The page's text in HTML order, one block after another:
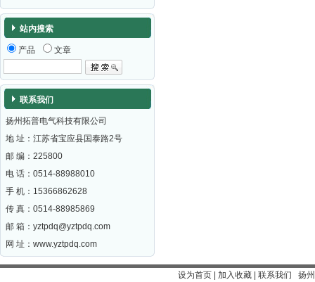
站内搜索
产品 文章
联系我们
扬州拓普电气科技有限公司
地 址：江苏省宝应县国泰路2号
邮 编： 225800
电 话：0514-88988010
手 机：15366862628
传 真：0514-88985869
邮 箱： yztpdq@yztpdq.com
网 址： www.yztpdq.com
设为首页 加入收藏 联系我们 扬